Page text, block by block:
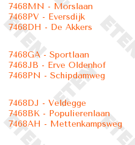
7468MN - Morslaan
7468PV - Eversdijk
7468DH - De Akkers
7468GA - Sportlaan
7468JB - Erve Oldenhof
7468PN - Schipdamweg
7468DJ - Veldegge
7468BK - Populierenlaan
7468AH - Mettenkampsweg